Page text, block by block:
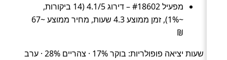
מפעיל #18602 – דירוג 4.1/5 (14 ביקורות,
~1%), זמן ממוצע 4.3 שעות, מחיר ממוצע ~67
₪
שעות יציאה פופולריות: בוקר 17% · צהריים 28% · ערב